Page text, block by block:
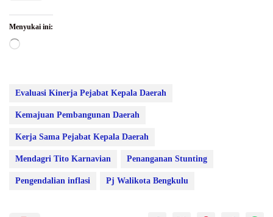
Menyukai ini:
Memuat...
Evaluasi Kinerja Pejabat Kepala Daerah
Kemajuan Pembangunan Daerah
Kerja Sama Pejabat Kepala Daerah
Mendagri Tito Karnavian Penanganan Stunting
Pengendalian inflasi Pj Walikota Bengkulu